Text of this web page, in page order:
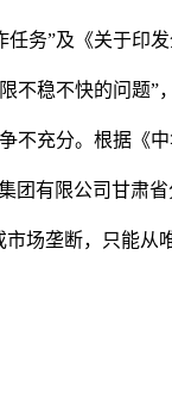
务”及《关于印
不稳不快的问题
不充分。根据《
团有限公司甘肃
场垄断，只能